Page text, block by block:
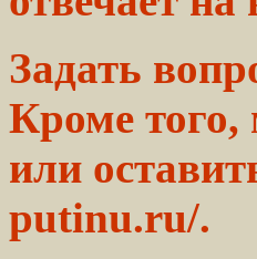
Задать
Кроме
или
putinu.ru/.